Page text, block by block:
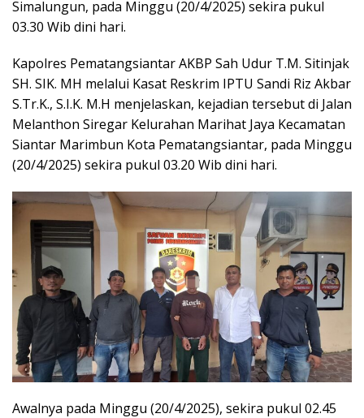
Simalungun, pada Minggu (20/4/2025) sekira pukul
03.30 Wib dini hari.
Kapolres Pematangsiantar AKBP Sah Udur T.M. Sitinjak
SH. SIK. MH melalui Kasat Reskrim IPTU Sandi Riz Akbar
S.Tr.K., S.I.K. M.H menjelaskan, kejadian tersebut di Jalan
Melanthon Siregar Kelurahan Marihat Jaya Kecamatan
Siantar Marimbun Kota Pematangsiantar, pada Minggu
(20/4/2025) sekira pukul 03.20 Wib dini hari.
Awalnya pada Minggu (20/4/2025), sekira pukul 02.45